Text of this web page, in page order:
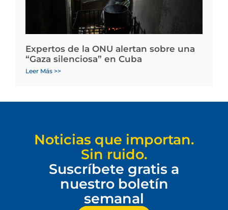
Expertos de la ONU alertan sobre una
“Gaza silenciosa” en Cuba
Leer Más >>
Noticias que importan.
Sin ruido.
Suscríbete gratis a
nuestro boletín
semanal